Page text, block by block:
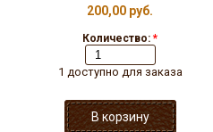
200,00 руб.
Количество: *
1 доступно для заказа